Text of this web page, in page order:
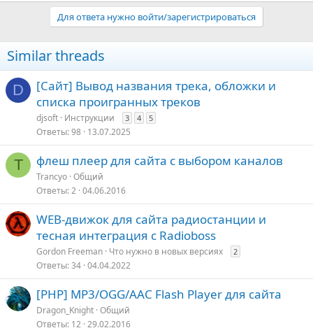
Для ответа нужно войти/зарегистрироваться
Similar threads
D
[Сайт] Вывод названия трека, обложки и
списка проигранных треков
djsoft Инструкции 3 4 5
Ответы 98 13.07.2025
T флеш плеер для сайта с выбором каналов
Trancyo Общий
Ответы 2 04.06.2016
WEB-движок для сайта радиостанции и
тесная интеграция с Radioboss
Gordon Freeman Что нужно в новых версияx 2
Ответы 34 04.04.2022
[PHP] MP3/OGG/AAC Flash Player для сайта
Dragon_Knight Общий
Ответы 12 29.02.2016